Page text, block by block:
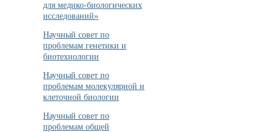
для медико-биологических
исследований»
Научный совет по
проблемам генетики и
биотехнологии
Научный совет по
проблемам молекулярной и
клеточной биологии
Научный совет по
проблемам общей